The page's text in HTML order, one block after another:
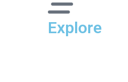
Explore